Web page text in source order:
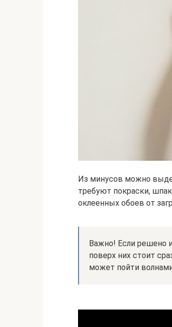
Из минусов можно
требуют покраски,
оклеенных обоев от
Важно! Если решено
поверх них стоит
может пойти